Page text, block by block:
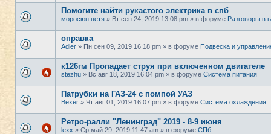
Помогите найти рукастого электрика в спб
моросюн петя » Вт сен 24, 2019 13:08 pm » в форуме Разговоры в
оправка
Adler » Пн сен 09, 2019 16:18 pm » в форуме Подвеска и
к126гм Пропадает струя при включенном двигателе
stezhu » Вс авг 18, 2019 16:04 pm » в форуме Система питания
Патрубки на ГАЗ-24 с помпой УАЗ
Bexer » Чт авг 01, 2019 16:07 pm » в форуме Система охлаждения
Ретро-ралли "Ленинград" 2019 - 8-9 июня
lexx » Ср май 29, 2019 11:47 am » в форуме СПб